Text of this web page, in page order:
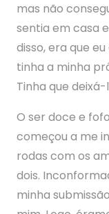
mas não
sentia em casa
disso, era que
tinha a minha
Tinha que
O ser doce e
começou a me
rodas com os
dois.
minha